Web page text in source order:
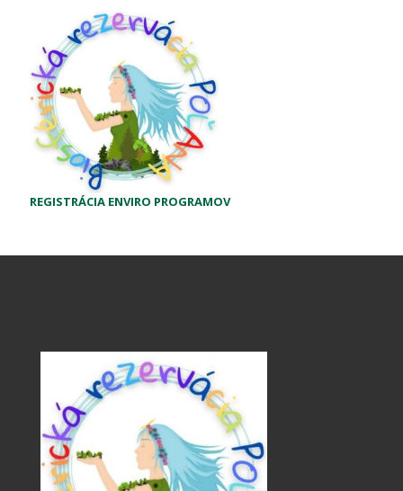
REGISTRÁCIA ENVIRO PROGRAMOV